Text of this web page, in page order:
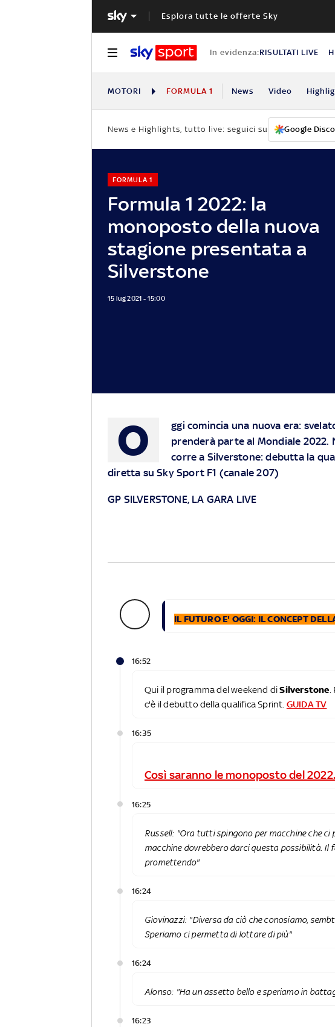
Esplora tutte le offerte Sky
In evidenza:RISULTATI LIVE
MOTORI FORMULA 1 News Video
News e Highlights, tutto live: seguici su Google
Formula 1 2022: la
monoposto della nuova
stagione presentata a
Silverstone
FORMULA 1
15 lug 2021 - 15:00
O
ggi comincia una nuova era:
prenderà parte al Mondiale 2022.
corre a Silverstone: debutta la
diretta su Sky Sport F1 (canale 207)
GP SILVERSTONE, LA GARA LIVE
IL FUTURO E' OGGI: IL CONCEPT
16:52
Qui il programma del weekend diSilverstone
c'è il debutto della qualifica Sprint. GUIDA TV
16:35
Così saranno le monoposto del 2022.
16:25
Russell: "Ora tutti spingono per macchine che
macchine dovrebbero darci questa possibilità.
promettendo"
16:24
Giovinazzi: "Diversa da ciò che conosiamo,
Speriamo ci permetta di lottare di più"
16:24
Alonso: "Ha un assetto bello e speriamo in
16:23